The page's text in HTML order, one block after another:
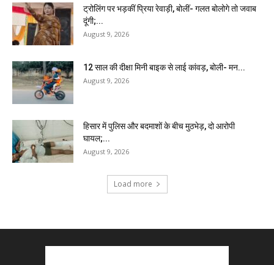
ट्रोलिंग पर भड़कीं प्रिया रेवाड़ी, बोलीं- गलत बोलोगे तो जवाब
दूंगी;...
August 9, 2026
12 साल की दीक्षा मिनी बाइक से लाई कांवड़, बोली- मन...
August 9, 2026
हिसार में पुलिस और बदमाशों के बीच मुठभेड़, दो आरोपी
घायल;...
August 9, 2026
Load more